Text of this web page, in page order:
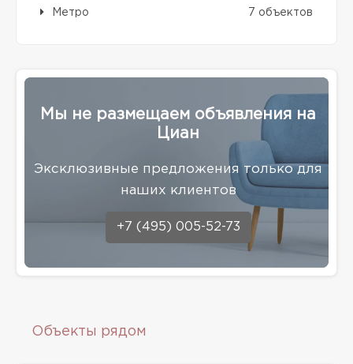
Метро 7 объектов
Мы не размещаем объявления на
Циан
Эксклюзивные предложения только для
наших клиентов
+7 (495) 005-52-73
Объекты рядом